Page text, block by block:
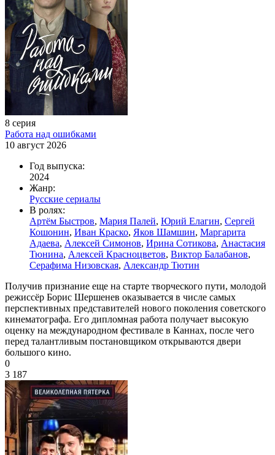
8 серия
Работа над ошибками
10 август 2026
Год выпуска:
2024
Жанр:
Русские сериалы
В ролях:
Артём Быстров, Мария Палей, Юрий Елагин, Сергей
Кошонин, Иван Краско, Яков Шамшин, Маргарита
Адаева, Алексей Симонов, Ирина Сотикова, Анастасия
Тюнина, Алексей Красноцветов, Виктор Балабанов,
Серафима Низовская, Александр Тютин
Получив признание еще на старте творческого пути, молодой
режиссёр Борис Шершенев оказывается в числе самых
перспективных представителей нового поколения советского
кинематографа. Его дипломная работа получает высокую
оценку на международном фестивале в Каннах, после чего
перед талантливым постановщиком открываются двери
большого кино.
0
3 187